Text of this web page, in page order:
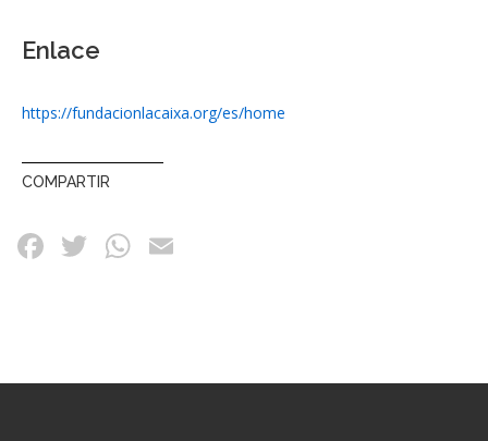
Enlace
https://fundacionlacaixa.org/es/home
COMPARTIR